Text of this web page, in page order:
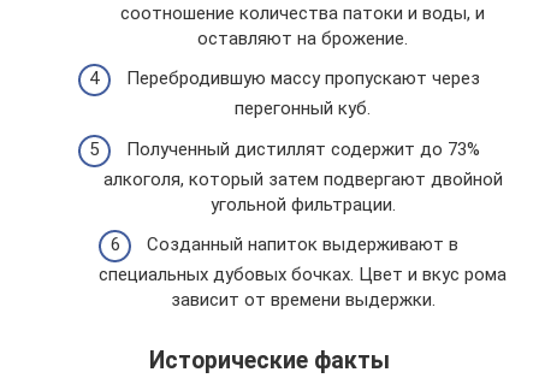
соотношение количества патоки и воды, и
оставляют на брожение.
Перебродившую массу пропускают через
перегонный куб.
Полученный дистиллят содержит до 73%
алкоголя, который затем подвергают двойной
угольной фильтрации.
Созданный напиток выдерживают в
специальных дубовых бочках. Цвет и вкус рома
зависит от времени выдержки.
Исторические факты